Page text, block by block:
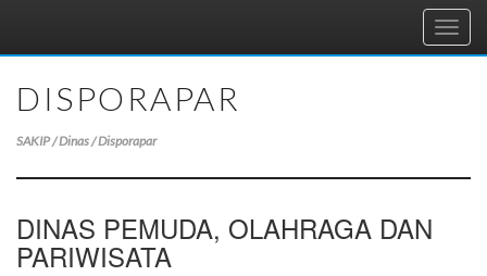
DISPORAPAR
SAKIP / Dinas / Disporapar
DINAS PEMUDA, OLAHRAGA DAN
PARIWISATA